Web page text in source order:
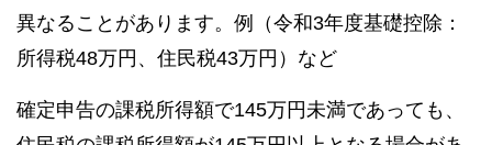
異なることがあります。例（令和3年度基礎控除：
所得税48万円、住民税43万円）など
確定申告の課税所得額で145万円未満であっても、